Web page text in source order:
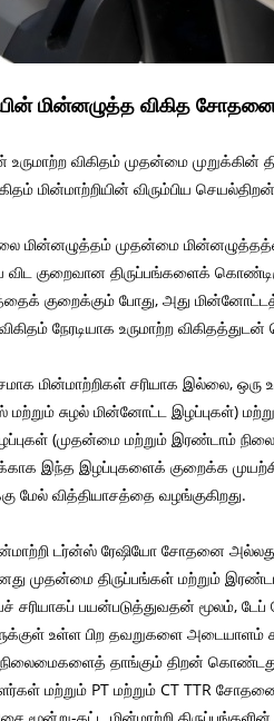
மின்னழுத்த விகித
உருமாற்ற விகிதம் முதன்மை
மின்மாற்றியின் விரும்பிய
மின்னழுத்தம் முதன்மை
குறைவான திருப்பங்களைக்
குறைக்கும் போது, ​​அது
நேரடியாக உருமாற்ற விகிதத்துடன்
மின்மாற்றிகள் சரியாக இல்லை,
மற்றும் சுழல் மின்னோட்ட இழப்புகள்)
(முதன்மை மற்றும் இரண்டாம் நிலை
இந்த இழப்புகளைக் குறைக்க முயற்சி
மேல் வித்தியாசத்தை வழங்குகிறது.
டர்ன்ஸ் ரேஷியோ சோதனை
முதன்மை திருப்பங்கள் மற்றும்
பயன்படுத்துவதன் மூலம், டேப்
உள்ள பிற தவறுகளை
தாங்கும் திறன் கொண்டது.
மற்றும் PT மற்றும் CT TTR